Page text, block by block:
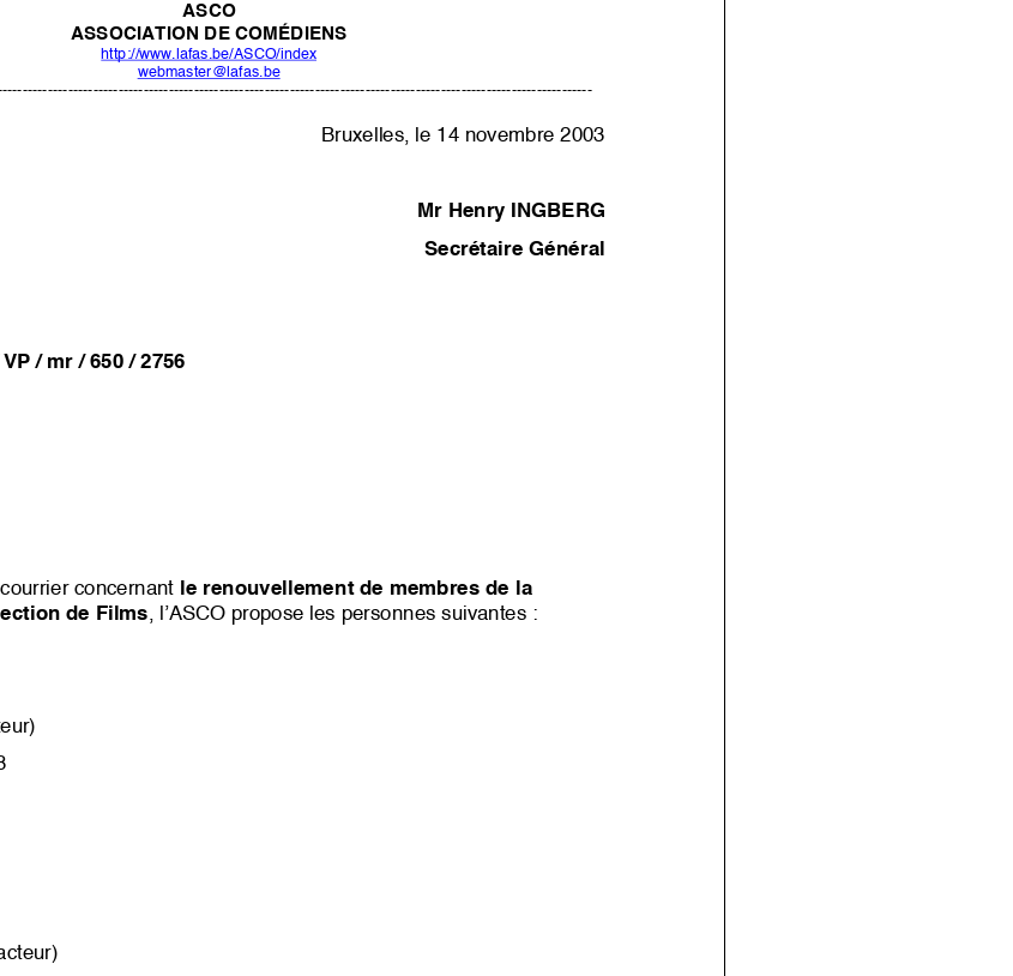
ASCO
ASSOCIATION DE COMÉDIENS
http://www.lafas.be/ASCO/index
webmaster@lafas.be
Bruxelles, le 14 novembre 2003
Mr Henry INGBERG
Secrétaire Général
/ mr / 650 / 2756
concernant le renouvell ement de membres de la
de Films , l’ASCO propose les personnes suivantes :